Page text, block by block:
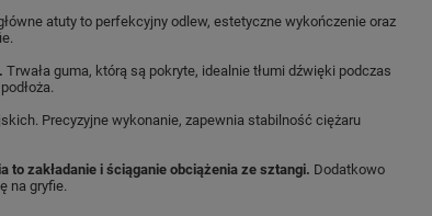
atuty to perfekcyjny odlew, estetyczne wykończenie oraz
Trwała guma, którą są pokryte, idealnie tłumi dźwięki podczas
Precyzyjne wykonanie, zapewnia stabilność ciężaru
to zakładanie i ściąganie obciążenia ze sztangi. Dodatkowo
na gryfie.